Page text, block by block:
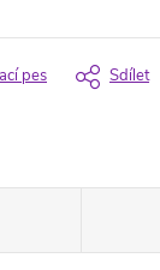
pes Sdílet